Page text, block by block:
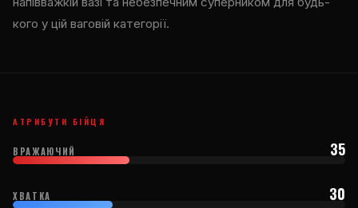
кого у цій ваговій категорії.
АТРИБУТИ БІЙЦЯ
ВРАЖАЮЧИЙ 35
ХВАТКА 30